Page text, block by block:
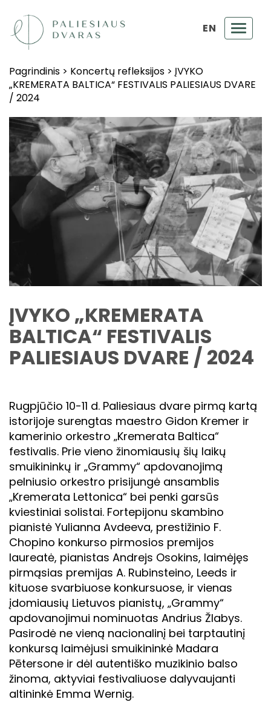
EN
Pagrindinis > Koncertų refleksijos > ĮVYKO
„KREMERATA BALTICA“ FESTIVALIS PALIESIAUS DVARE
/ 2024
ĮVYKO „KREMERATA
BALTICA“ FESTIVALIS
PALIESIAUS DVARE / 2024
Rugpjūčio 10-11 d. Paliesiaus dvare pirmą kartą
istorijoje surengtas maestro Gidon Kremer ir
kamerinio orkestro „Kremerata Baltica“
festivalis. Prie vieno žinomiausių šių laikų
smuikininkų ir „Grammy“ apdovanojimą
pelniusio orkestro prisijungė ansamblis
„Kremerata Lettonica“ bei penki garsūs
kviestiniai solistai. Fortepijonu skambino
pianistė Yulianna Avdeeva, prestižinio F.
Chopino konkurso pirmosios premijos
laureatė, pianistas Andrejs Osokins, laimėjęs
pirmąsias premijas A. Rubinsteino, Leeds ir
kituose svarbiuose konkursuose, ir vienas
įdomiausių Lietuvos pianistų, „Grammy“
apdovanojimui nominuotas Andrius Žlabys.
Pasirodė ne vieną nacionalinį bei tarptautinį
konkursą laimėjusi smuikininkė Madara
Pētersone ir dėl autentiško muzikinio balso
žinoma, aktyviai festivaliuose dalyvaujanti
altininkė Emma Wernig.